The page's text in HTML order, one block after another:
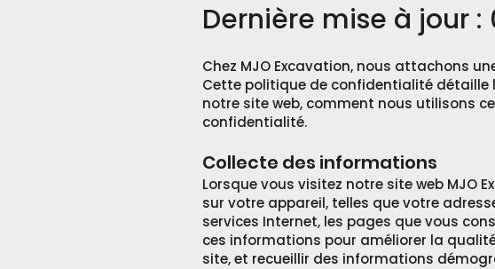
Dernière mise à jour :
Chez MJO Excavation, nous attachons
Cette politique de confidentialité détaille
notre site web, comment nous utilisons
confidentialité.
Collecte des informations
Lorsque vous visitez notre site web
sur votre appareil, telles que votre
services Internet, les pages que vous
ces informations pour améliorer la
site, et recueillir des informations